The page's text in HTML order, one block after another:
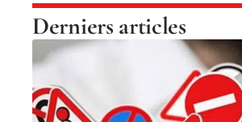
Derniers articles